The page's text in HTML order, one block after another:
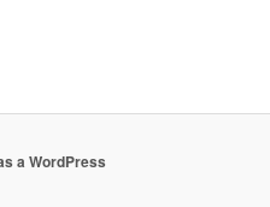
a WordPress